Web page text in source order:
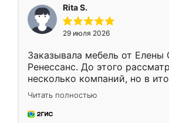
Rita S.
29 июля 2026
Заказывала мебель от Елены
Ренессанс. До этого
несколько компаний, но в
эту. Сначала обговорили
приехал замерщик, всё
и снял размеры. Изготовили в
Читать полностью